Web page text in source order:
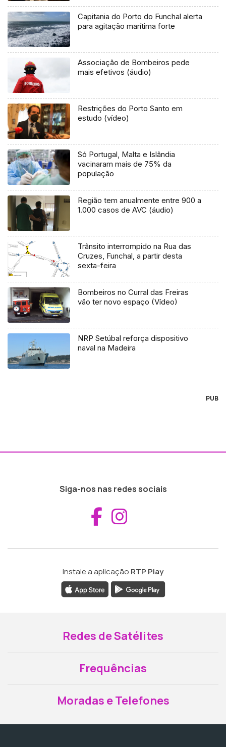
Capitania do Porto do Funchal alerta
para agitação marítima forte
Associação de Bombeiros pede
mais efetivos (áudio)
Restrições do Porto Santo em
estudo (vídeo)
Só Portugal, Malta e Islândia
vacinaram mais de 75% da
população
Região tem anualmente entre 900 a
1.000 casos de AVC (áudio)
Trânsito interrompido na Rua das
Cruzes, Funchal, a partir desta
sexta-feira
Bombeiros no Curral das Freiras
vão ter novo espaço (Vídeo)
NRP Setúbal reforça dispositivo
naval na Madeira
PUB
Siga-nos nas redes sociais
Aceder ao
Instale a aplicação RTP Play
Redes de Satélites
Frequências
Moradas e Telefones